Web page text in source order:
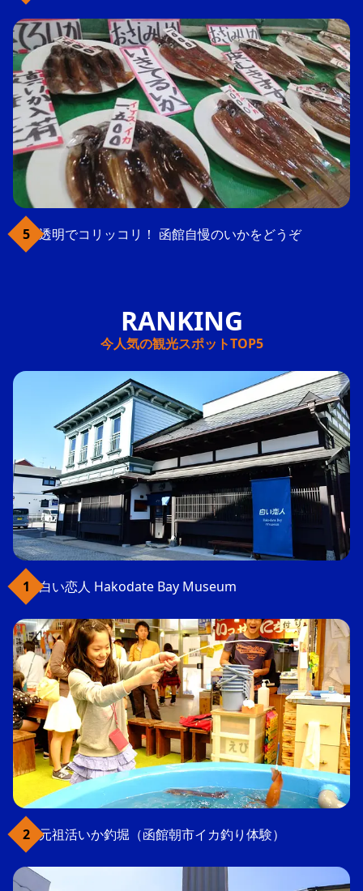
透明でコリッコリ！ 函館自慢のいかをどうぞ
今人気の観光スポットTOP5
白い恋人 Hakodate Bay Museum
元祖活いか釣堀（函館朝市イカ釣り体験）